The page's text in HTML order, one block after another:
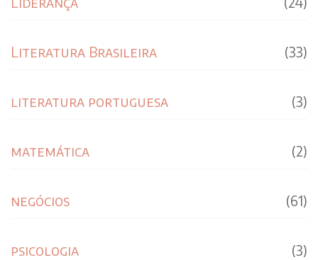
Literatura Brasileira (33)
literatura portuguesa (3)
matemática (2)
negócios (61)
psicologia (3)